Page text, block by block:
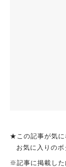
★この記事が気に
お気に入りのボ
※記事に掲載した